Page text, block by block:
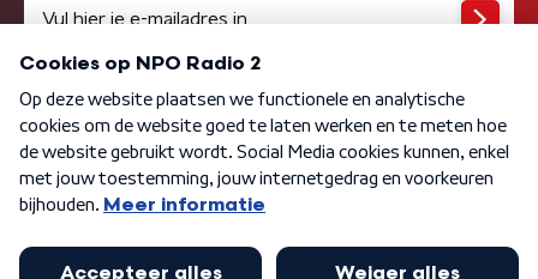
Algemene voorwaarden